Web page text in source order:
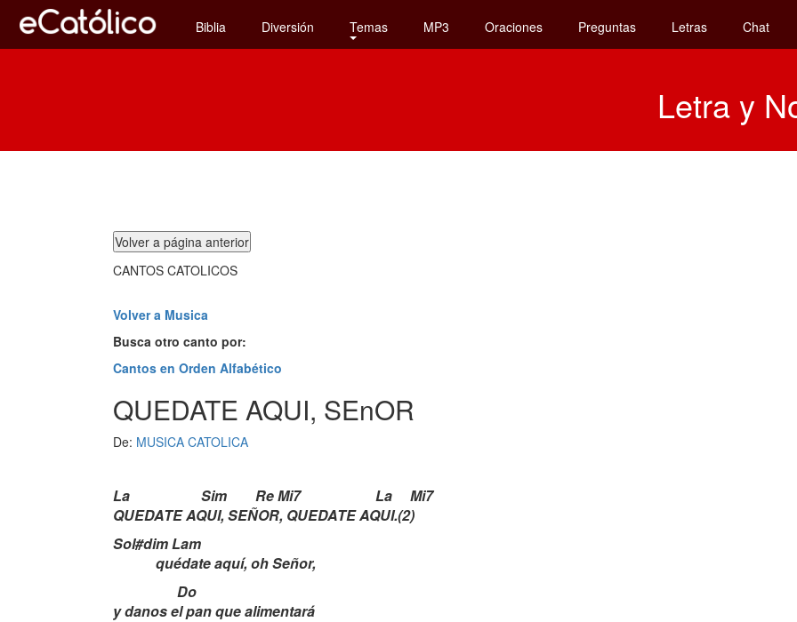
Letra y
Biblia Diversión Temas MP3 Oraciones Preguntas Letras Chat
CANTOS CATOLICOS
Volver a Musica
Busca otro canto por:
Cantos en Orden Alfabético
QUEDATE AQUI, SEnOR
De: MUSICA CATOLICA
La Sim Re Mi7 La Mi7
QUEDATE AQUI, SEÑOR, QUEDATE AQUI.(2)
Sol#dim Lam
quédate aquí, oh Señor,
Do
y danos el pan que alimentará